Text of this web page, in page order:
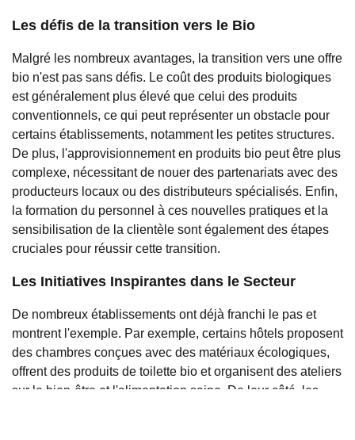
Les défis de la transition vers le Bio
Malgré les nombreux avantages, la transition vers une offre
bio n'est pas sans défis. Le coût des produits biologiques
est généralement plus élevé que celui des produits
conventionnels, ce qui peut représenter un obstacle pour
certains établissements, notamment les petites structures.
De plus, l'approvisionnement en produits bio peut être plus
complexe, nécessitant de nouer des partenariats avec des
producteurs locaux ou des distributeurs spécialisés. Enfin,
la formation du personnel à ces nouvelles pratiques et la
sensibilisation de la clientèle sont également des étapes
cruciales pour réussir cette transition.
Les Initiatives Inspirantes dans le Secteur
De nombreux établissements ont déjà franchi le pas et
montrent l'exemple. Par exemple, certains hôtels proposent
des chambres conçues avec des matériaux écologiques,
offrent des produits de toilette bio et organisent des ateliers
sur le bien-être et l'alimentation saine. De leur côté, les